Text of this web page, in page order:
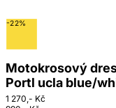
-22%
Motokrosový
Portl ucla blue/
1 270,- Kč